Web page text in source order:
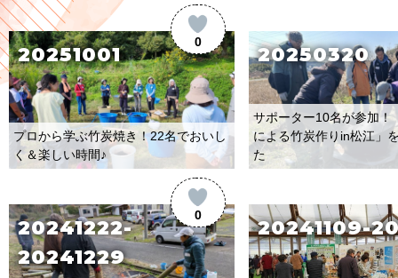
0
20251001
プロから学ぶ竹炭焼き！22名でおいし
く＆楽しい時間♪
20250320
サポーター10名が参加！
による竹炭作りin松江」
た
0
20241222-
20241229
20241109-